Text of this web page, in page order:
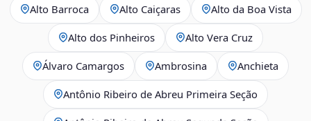
Alto Barroca Alto Caiçaras Alto da Boa Vista
Alto dos Pinheiros Alto Vera Cruz
Álvaro Camargos Ambrosina Anchieta
Antônio Ribeiro de Abreu Primeira Seção